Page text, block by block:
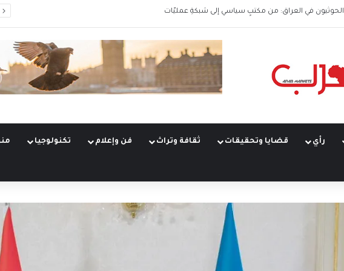
الحوثيون في العراق: من مكتبٍ سياسي إلى شبكةِ عمليّات
رأي قضايا وتحقيقات ثقافة وتراث فن وإعلام تكنولوجيا